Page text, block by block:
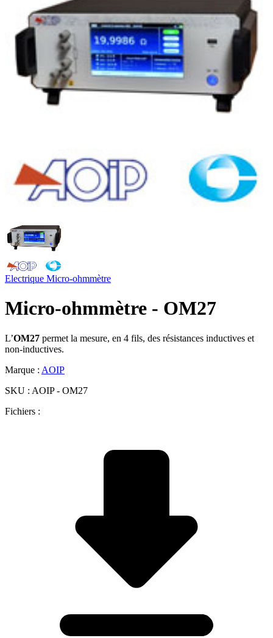
Electrique Micro-ohmmètre
Micro-ohmmètre - OM27
L’OM27 permet la mesure, en 4 fils, des résistances inductives et
non-inductives.
Marque : AOIP
SKU : AOIP - OM27
Fichiers :